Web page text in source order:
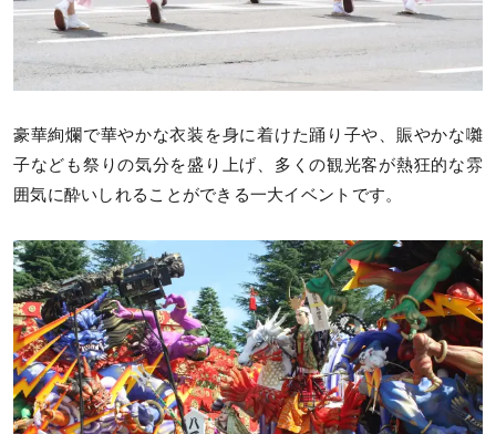
豪華絢爛で華やかな衣装を身に着けた踊り子や、賑やかな囃
子なども祭りの気分を盛り上げ、多くの観光客が熱狂的な雰
囲気に酔いしれることができる一大イベントです。